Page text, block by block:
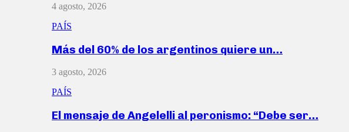
4 agosto, 2026
PAÍS
Más del 60% de los argentinos quiere un…
3 agosto, 2026
PAÍS
El mensaje de Angelelli al peronismo: “Debe ser…